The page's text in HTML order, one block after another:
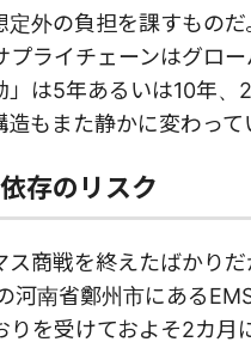
外の負担を課すもの
ライチェーンはグロ
は5年あるいは10年
もまた静かに変わって
存のリスク
商戦を終えたばかり
河南省鄭州市にある
を受けておよそ2カ